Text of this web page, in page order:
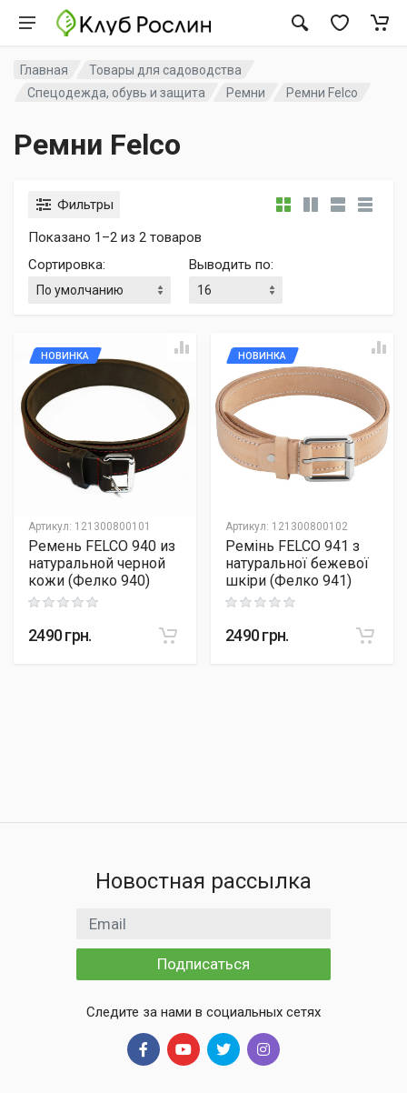
Главная
Товары для садоводства
Спецодежда, обувь и защита
Ремни Ремни Felco
Ремни Felco
Фильтры
Показано 1–2 из 2 товаров
Сортировка: Выводить по:
Артикул: 121300800101
НОВИНКА
Ремень FELCO 940 из
натуральной черной
кожи (Фелко 940)
Rating: 0 out of 5
2490грн.
Артикул: 121300800102
НОВИНКА
Ремінь FELCO 941 з
натуральної бежевої
шкіри (Фелко 941)
Rating: 0 out of 5
2490грн.
Новостная рассылка
Email адрес
Подписаться
Следите за нами в социальных сетях